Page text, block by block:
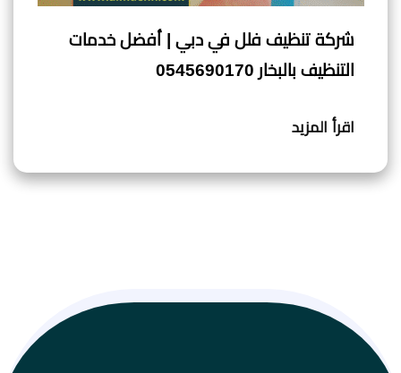
شركة تنظيف فلل في دبي | أفضل خدمات
التنظيف بالبخار 0545690170
اقرأ المزيد